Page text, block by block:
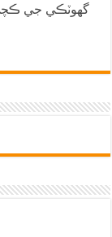
گهوٽڪي جي